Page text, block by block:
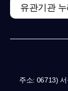
유관기관 누
주소: 06713)